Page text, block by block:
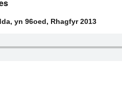
yn 96oed, Rhagfyr 2013